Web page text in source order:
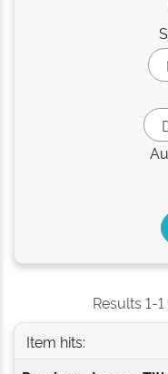
Results 1-
Item hits: